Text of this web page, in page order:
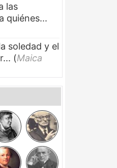
las
quiénes...
soledad y el
(Maica